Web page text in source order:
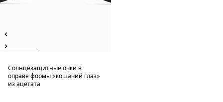
Солнцезащитные очки в
оправе формы «кошачий глаз»
из ацетата